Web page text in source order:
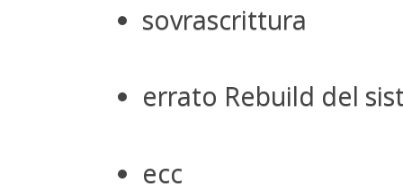
sovrascrittura
errato Rebuild del
ecc